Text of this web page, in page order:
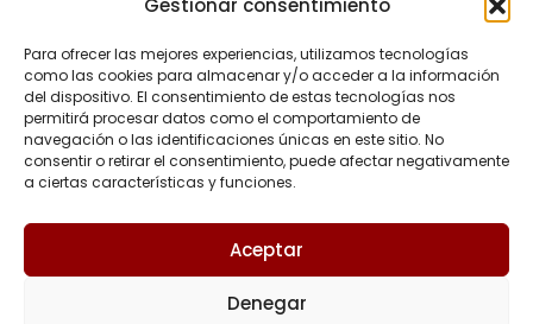
Gestionar consentimiento
Para ofrecer las mejores experiencias, utilizamos tecnologías
como las cookies para almacenar y/o acceder a la información
del dispositivo. El consentimiento de estas tecnologías nos
permitirá procesar datos como el comportamiento de
navegación o las identificaciones únicas en este sitio. No
consentir o retirar el consentimiento, puede afectar negativamente
a ciertas características y funciones.
Aceptar
Denegar